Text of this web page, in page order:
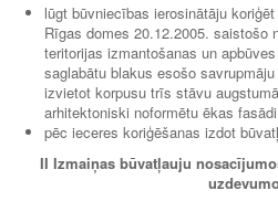
lūgt būvniecības ierosinātāju
Rīgas domes 20.12.2005. saistošo
teritorijas izmantošanas un
saglabātu blakus esošo
izvietot korpusu trīs stāvu
arhitektoniski noformētu ēkas
pēc ieceres koriģēšanas izdot
II Izmaiņas būvatļauju